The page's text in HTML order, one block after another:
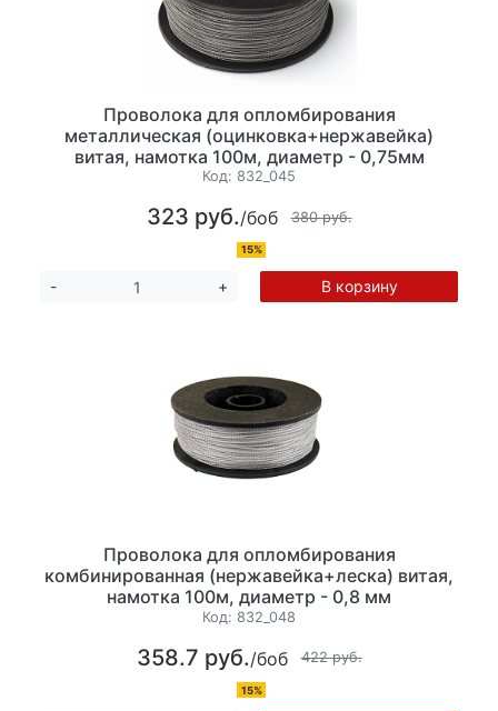
Проволока для опломбирования
металлическая (оцинковка+нержавейка)
витая, намотка 100м, диаметр - 0,75мм
Код: 832_045
323 руб./боб 380 руб.
15%
- + В корзину
Проволока для опломбирования
комбинированная (нержавейка+леска) витая,
намотка 100м, диаметр - 0,8 мм
Код: 832_048
358.7 руб./боб 422 руб.
15%